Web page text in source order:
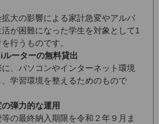
大の影響による家計急変やアルバ
が困難になった学生を対象として1
行うものです。
ーターの無料貸出
、パソコンやインターネット環境
学習環境を整えるためのもので
弾力的な運用
の最終納入期限を令和２年９月ま